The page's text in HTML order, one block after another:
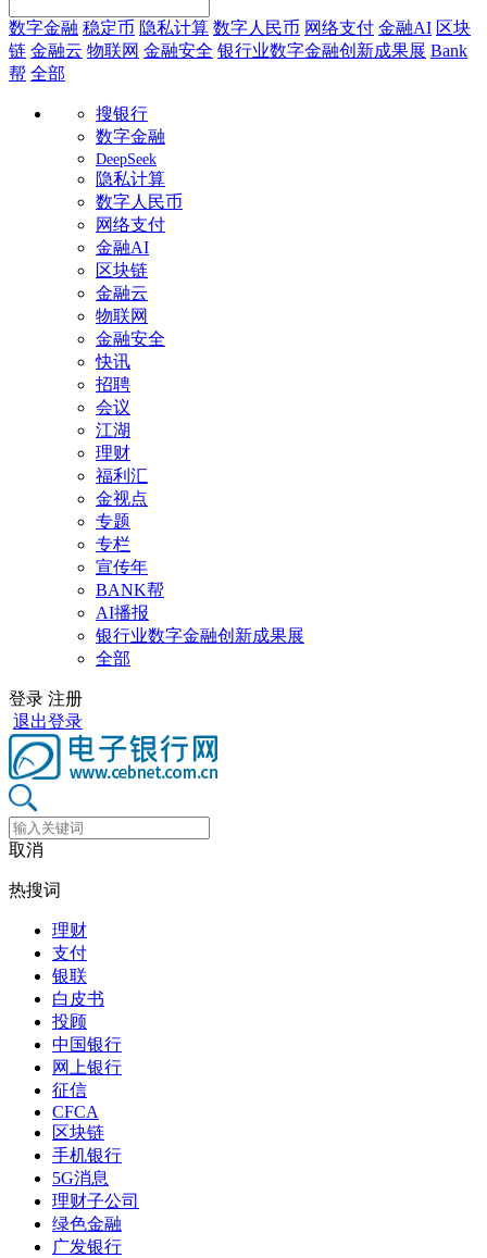
数字金融 稳定币 隐私计算 数字人民币 网络支付 金融AI 区块
链 金融云 物联网 金融安全 银行业数字金融创新成果展 Bank
帮 全部
搜银行
数字金融
DeepSeek
隐私计算
数字人民币
网络支付
金融AI
区块链
金融云
物联网
金融安全
快讯
招聘
会议
江湖
理财
福利汇
金视点
专题
专栏
宣传年
BANK帮
AI播报
银行业数字金融创新成果展
全部
登录 注册
退出登录
取消
热搜词
理财
支付
银联
白皮书
投顾
中国银行
网上银行
征信
CFCA
区块链
手机银行
5G消息
理财子公司
绿色金融
广发银行